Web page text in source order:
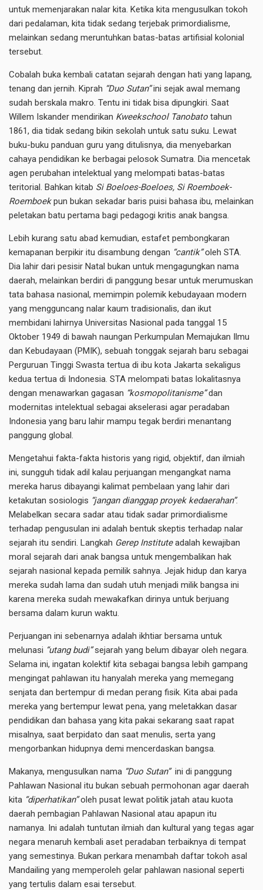
untuk memenjarakan nalar kita. Ketika kita mengusulkan tokoh
dari pedalaman, kita tidak sedang terjebak primordialisme,
melainkan sedang meruntuhkan batas-batas artifisial kolonial
tersebut.
Cobalah buka kembali catatan sejarah dengan hati yang lapang,
tenang dan jernih. Kiprah “Duo Sutan”ini sejak awal memang
sudah berskala makro. Tentu ini tidak bisa dipungkiri. Saat
Willem Iskander mendirikan Kweekschool Tanobato tahun
1861, dia tidak sedang bikin sekolah untuk satu suku. Lewat
buku-buku panduan guru yang ditulisnya, dia menyebarkan
cahaya pendidikan ke berbagai pelosok Sumatra. Dia mencetak
agen perubahan intelektual yang melompati batas-batas
teritorial. Bahkan kitab Si Boeloes-Boeloes, Si Roemboek-
Roemboekpun bukan sekadar baris puisi bahasa ibu, melainkan
peletakan batu pertama bagi pedagogi kritis anak bangsa.
Lebih kurang satu abad kemudian, estafet pembongkaran
kemapanan berpikir itu disambung dengan “cantik”oleh STA.
Dia lahir dari pesisir Natal bukan untuk mengagungkan nama
daerah, melainkan berdiri di panggung besar untuk merumuskan
tata bahasa nasional, memimpin polemik kebudayaan modern
yang mengguncang nalar kaum tradisionalis, dan ikut
membidani lahirnya Universitas Nasional pada tanggal 15
Oktober 1949 di bawah naungan Perkumpulan Memajukan Ilmu
dan Kebudayaan (PMIK), sebuah tonggak sejarah baru sebagai
Perguruan Tinggi Swasta tertua di ibu kota Jakarta sekaligus
kedua tertua di Indonesia. STA melompati batas lokalitasnya
dengan menawarkan gagasan “kosmopolitanisme”dan
modernitas intelektual sebagai akselerasi agar peradaban
Indonesia yang baru lahir mampu tegak berdiri menantang
panggung global.
Mengetahui fakta-fakta historis yang rigid, objektif, dan ilmiah
ini, sungguh tidak adil kalau perjuangan mengangkat nama
mereka harus dibayangi kalimat pembelaan yang lahir dari
ketakutan sosiologis “jangan dianggap proyek kedaerahan”.
Melabelkan secara sadar atau tidak sadar primordialisme
terhadap pengusulan ini adalah bentuk skeptis terhadap nalar
sejarah itu sendiri. Langkah Gerep Instituteadalah kewajiban
moral sejarah dari anak bangsa untuk mengembalikan hak
sejarah nasional kepada pemilik sahnya. Jejak hidup dan karya
mereka sudah lama dan sudah utuh menjadi milik bangsa ini
karena mereka sudah mewakafkan dirinya untuk berjuang
bersama dalam kurun waktu.
Perjuangan ini sebenarnya adalah ikhtiar bersama untuk
melunasi “utang budi”sejarah yang belum dibayar oleh negara.
Selama ini, ingatan kolektif kita sebagai bangsa lebih gampang
mengingat pahlawan itu hanyalah mereka yang memegang
senjata dan bertempur di medan perang fisik. Kita abai pada
mereka yang bertempur lewat pena, yang meletakkan dasar
pendidikan dan bahasa yang kita pakai sekarang saat rapat
misalnya, saat berpidato dan saat menulis, serta yang
mengorbankan hidupnya demi mencerdaskan bangsa.
Makanya, mengusulkan nama “Duo Sutan”ini di panggung
Pahlawan Nasional itu bukan sebuah permohonan agar daerah
kita “diperhatikan”oleh pusat lewat politik jatah atau kuota
daerah pembagian Pahlawan Nasional atau apapun itu
namanya. Ini adalah tuntutan ilmiah dan kultural yang tegas agar
negara menaruh kembali aset peradaban terbaiknya di tempat
yang semestinya. Bukan perkara menambah daftar tokoh asal
Mandailing yang memperoleh gelar pahlawan nasional seperti
yang tertulis dalam esai tersebut.